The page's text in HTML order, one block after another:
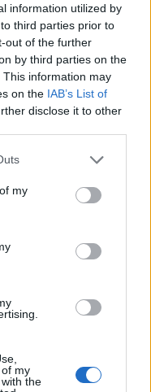
information utilized by
third parties prior to
out of the further
by third parties on the
This information may
on the IAB’s List of
disclose it to other
my
my
the